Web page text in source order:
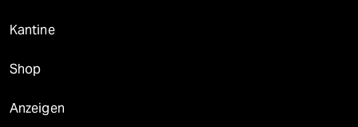
Kantine
Shop
Anzeigen